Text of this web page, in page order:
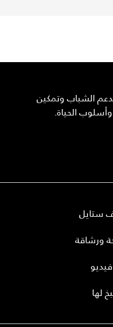
الشباب وتمكين
الحياة.
ستايل
ورشاقة
لها